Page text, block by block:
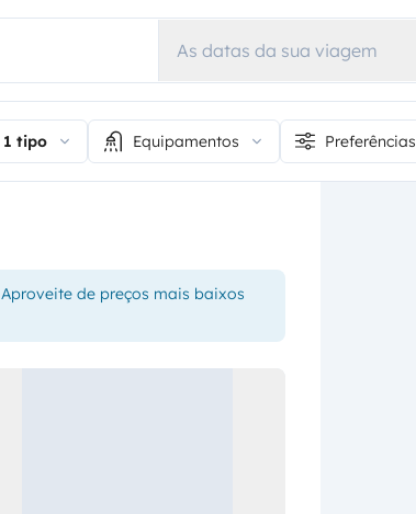
As datas da sua viagem
1 tipo Equipamentos Preferências
Aproveite de preços mais baixos